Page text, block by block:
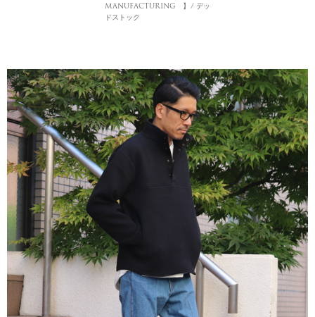
MANUFACTURING 】/ デッ
ドストック